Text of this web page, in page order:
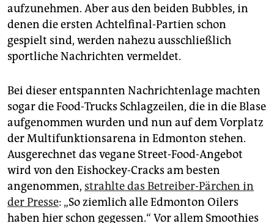
aufzunehmen. Aber aus den beiden Bubbles, in
denen die ersten Achtelfinal-Partien schon
gespielt sind, werden nahezu ausschließlich
sportliche Nachrichten vermeldet.
Bei dieser entspannten Nachrichtenlage machten
sogar die Food-Trucks Schlagzeilen, die in die Blase
aufgenommen wurden und nun auf dem Vorplatz
der Multifunktionsarena in Edmonton stehen.
Ausgerechnet das vegane Street-Food-Angebot
wird von den Eishockey-Cracks am besten
angenommen, strahlte das Betreiber-Pärchen in
der Presse: „So ziemlich alle Edmonton Oilers
haben hier schon gegessen.“ Vor allem Smoothies